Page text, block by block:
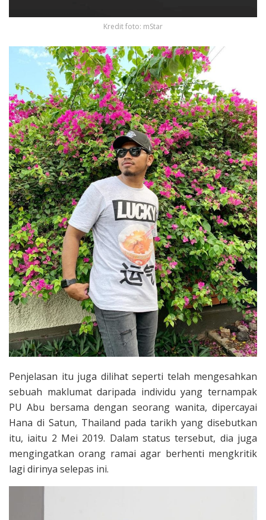
Kredit foto: mStar
Penjelasan itu juga dilihat seperti telah mengesahkan
sebuah maklumat daripada individu yang ternampak
PU Abu bersama dengan seorang wanita, dipercayai
Hana di Satun, Thailand pada tarikh yang disebutkan
itu, iaitu 2 Mei 2019. Dalam status tersebut, dia juga
mengingatkan orang ramai agar berhenti mengkritik
lagi dirinya selepas ini.